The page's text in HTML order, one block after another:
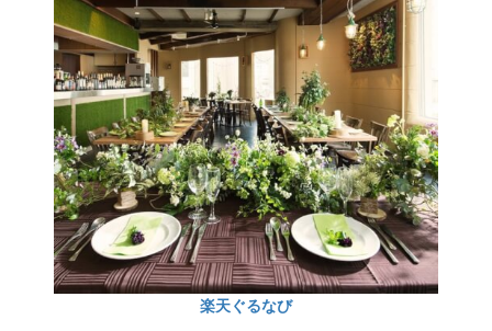
楽天ぐるなび